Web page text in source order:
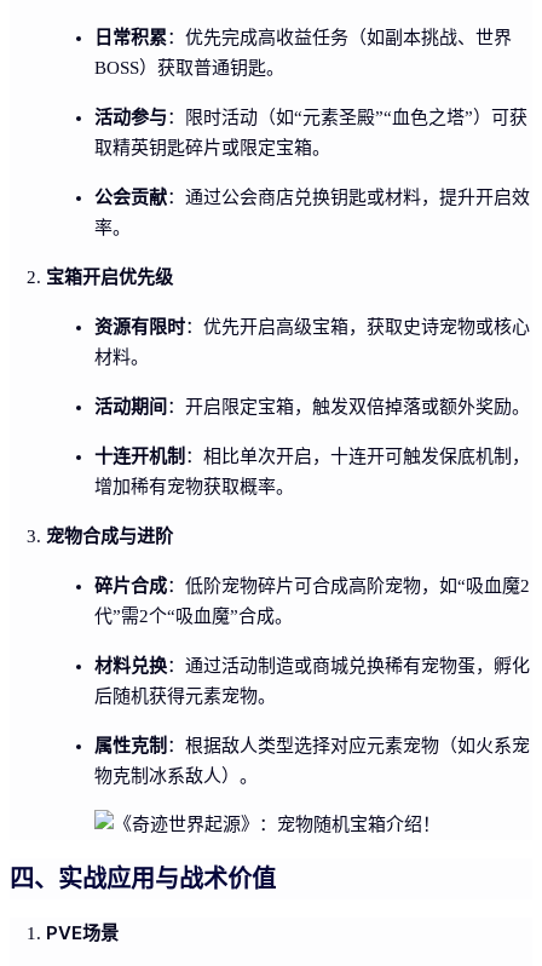
日常积累：优先完成高收益任务（如副本挑战、世界
BOSS）获取普通钥匙。
活动参与：限时活动（如“元素圣殿”“血色之塔”）可获
取精英钥匙碎片或限定宝箱。
公会贡献：通过公会商店兑换钥匙或材料，提升开启效
率。
宝箱开启优先级
资源有限时：优先开启高级宝箱，获取史诗宠物或核心
材料。
活动期间：开启限定宝箱，触发双倍掉落或额外奖励。
十连开机制 ：相比单次开启，十连开可触发保底机制，
增加稀有宠物获取概率。
宠物合成与进阶
碎片合成：低阶宠物碎片可合成高阶宠物，如“吸血魔2
代”需2个“吸血魔”合成。
材料兑换：通过活动制造或商城兑换稀有宠物蛋，孵化
后随机获得元素宠物。
属性克制 ：根据敌人类型选择对应元素宠物（如火系宠
物克制冰系敌人）。
四、实战应用与战术价值
PVE场景